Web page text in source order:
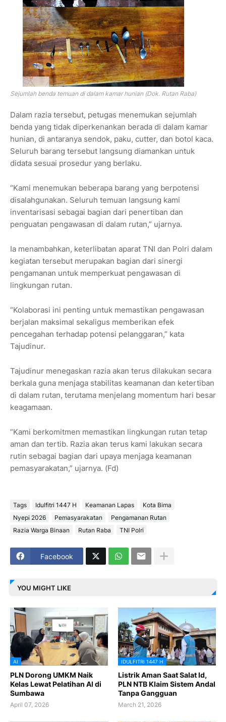
Sejumlah benda temuan di dalam kamar hunian (Dok. Rutan Raba)
Dalam razia tersebut, petugas menemukan sejumlah
benda yang tidak diperkenankan berada di dalam kamar
hunian, di antaranya sendok, paku, cutter, dan botol kaca.
Seluruh barang tersebut langsung diamankan untuk
didata sesuai prosedur yang berlaku.
“Kami menemukan beberapa barang yang berpotensi
disalahgunakan. Seluruh temuan langsung kami
inventarisasi sebagai bagian dari penertiban dan
penguatan pengawasan di dalam rutan,” ujarnya.
Ia menambahkan, keterlibatan aparat TNI dan Polri dalam
kegiatan tersebut merupakan bagian dari sinergi
pengamanan untuk memperkuat pengawasan di
lingkungan rutan.
“Kolaborasi ini penting untuk memastikan pengawasan
berjalan maksimal sekaligus memberikan efek
pencegahan terhadap potensi pelanggaran,” kata
Tajudinur.
Tajudinur menegaskan razia akan terus dilakukan secara
berkala guna menjaga stabilitas keamanan dan ketertiban
di dalam rutan, terutama menjelang momentum hari besar
keagamaan.
“Kami berkomitmen memastikan lingkungan rutan tetap
aman dan tertib. Razia akan terus kami lakukan secara
rutin sebagai bagian dari upaya menjaga keamanan
pemasyarakatan,” ujarnya. (Fd)
Tags Idulfitri 1447 H Keamanan Lapas
Kota Bima
Nyepi 2026
Pemasyarakatan
Pengamanan Rutan
Razia Warga Binaan
Rutan Raba TNI Polri
Facebook
YOU MIGHT LIKE
AI
PLN Dorong UMKM Naik
Kelas Lewat Pelatihan AI di
Sumbawa
April 07, 2026
IDULFITRI 1447 H
Listrik Aman Saat Salat Id,
PLN NTB Klaim Sistem Andal
Tanpa Gangguan
March 21, 2026